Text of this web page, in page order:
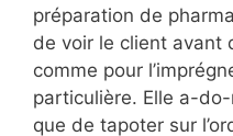
préparation de
de voir le client avant
comme pour
particulière. Elle a-
que de tapoter sur